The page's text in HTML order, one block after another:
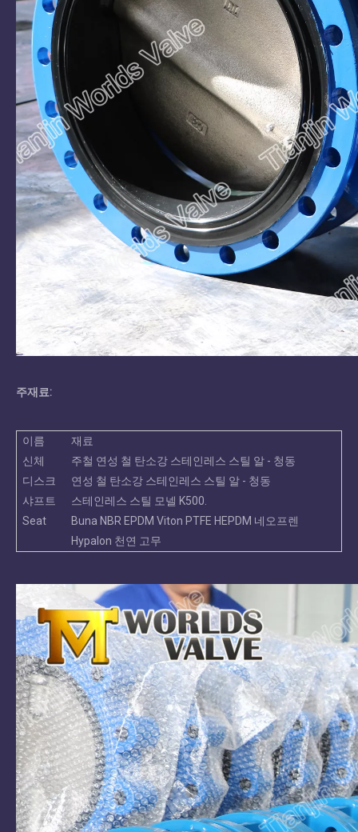
주재료:
이름
재료
신체
주철 연성 철 탄소강 스테인레스 스틸 알 - 청동
디스크
연성 철 탄소강 스테인레스 스틸 알 - 청동
샤프트
스테인레스 스틸 모넬 K500.
Seat
Buna NBR EPDM Viton PTFE HEPDM 네오프렌
Hypalon 천연 고무